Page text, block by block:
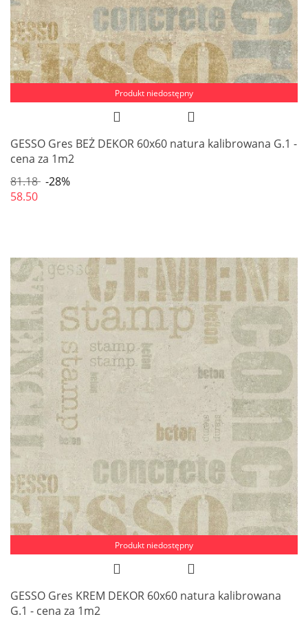
Produkt niedostępny
GESSO Gres BEŻ DEKOR 60x60 natura kalibrowana G.1 -
cena za 1m2
81.18 -28%
58.50
Produkt niedostępny
GESSO Gres KREM DEKOR 60x60 natura kalibrowana
G.1 - cena za 1m2